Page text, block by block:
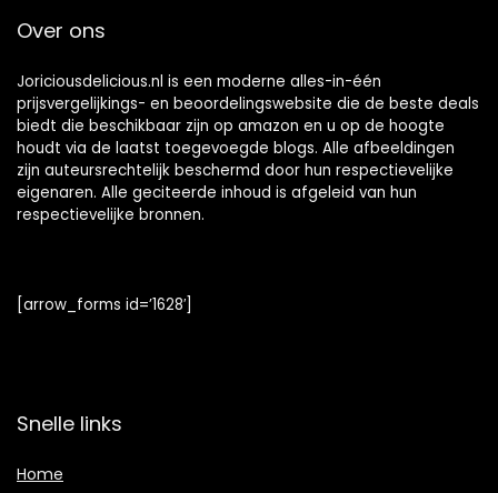
Over ons
Joriciousdelicious.nl is een moderne alles-in-één
prijsvergelijkings- en beoordelingswebsite die de beste deals
biedt die beschikbaar zijn op amazon en u op de hoogte
houdt via de laatst toegevoegde blogs. Alle afbeeldingen
zijn auteursrechtelijk beschermd door hun respectievelijke
eigenaren. Alle geciteerde inhoud is afgeleid van hun
respectievelijke bronnen.
[arrow_forms id=’1628′]
Snelle links
Home